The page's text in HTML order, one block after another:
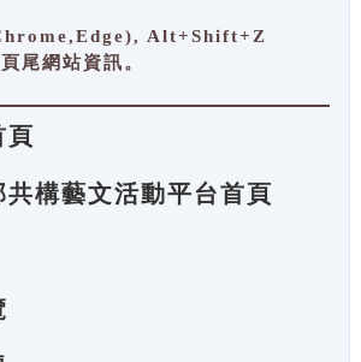
Alt+Shift+Z
尾網站資訊。
頁
構藝文活動平台首頁